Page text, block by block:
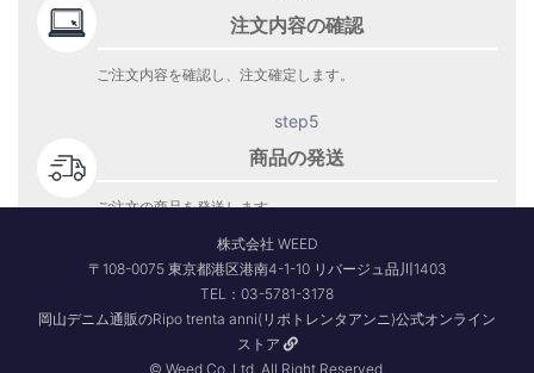
注文内容の確認
ご注文内容を確認し、注文確定します。
step5
商品の発送
ご注文の商品を発送します。
株式会社 WEED
〒108-0075 東京都港区港南4-1-10 リバージュ品川1403
TEL：03-5781-3178
岡山デニム通販のRipo trenta anni(リポトレンタアンニ)公式オンライン
ストア
© Weed Co.,Ltd. All Right Reserved.